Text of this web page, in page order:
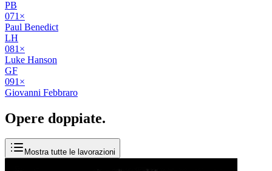
PB
071 ×
Paul Benedict
LH
081 ×
Luke Hanson
GF
091 ×
Giovanni Febbraro
Opere doppiate.
Mostra tutte le lavorazioni